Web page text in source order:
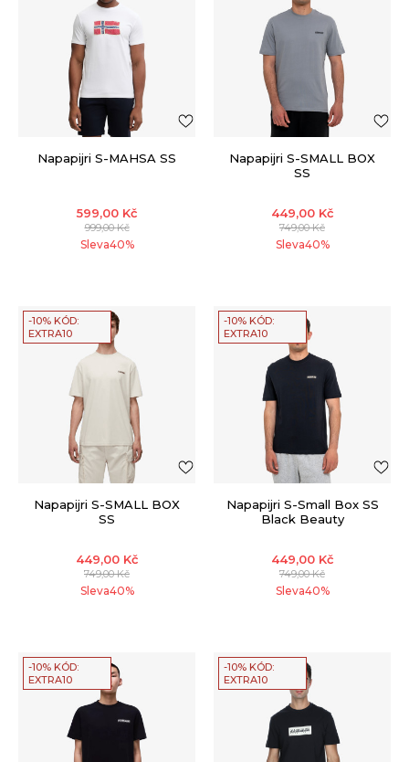
Napapijri S-MAHSA SS
599,00 Kč
999,00Kč
Sleva40%
Napapijri S-SMALL BOX
SS
449,00 Kč
749,00Kč
Sleva40%
-10% KÓD:
EXTRA10
Napapijri S-SMALL BOX
SS
449,00 Kč
749,00Kč
Sleva40%
-10% KÓD:
EXTRA10
Napapijri S-Small Box SS
Black Beauty
449,00 Kč
749,00Kč
Sleva40%
-10% KÓD:
EXTRA10
-10% KÓD:
EXTRA10